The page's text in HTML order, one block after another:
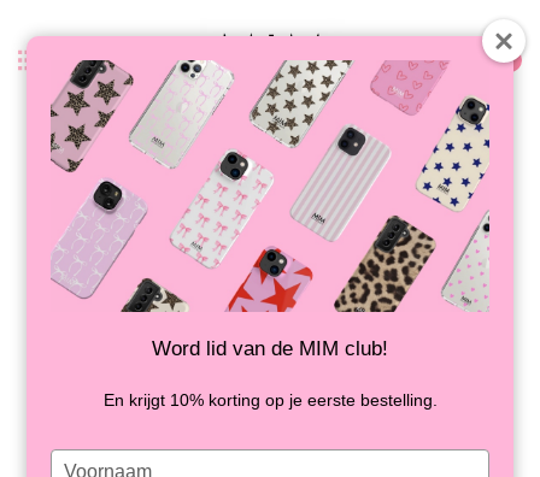
0
Terug
CRYSTAL HEARTS CORD HOT PINK
+ PHONECARD
OP VOORRAAD
Word lid van de MIM club!
En krijgt 10% korting op je eerste bestelling.
Type